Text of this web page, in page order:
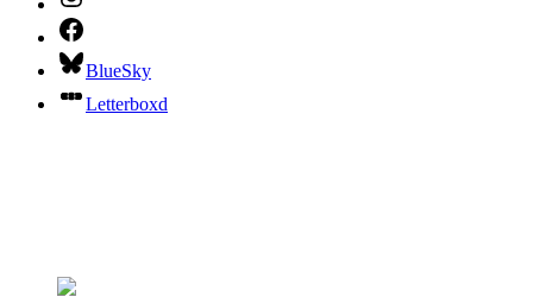
BlueSky
Letterboxd